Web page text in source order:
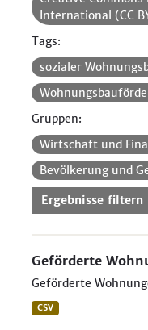
International (CC
Tags:
sozialer
Gruppen:
Wirtschaft und
Bevölkerung und
Ergebnisse filtern
Geförderte
Geförderte
CSV